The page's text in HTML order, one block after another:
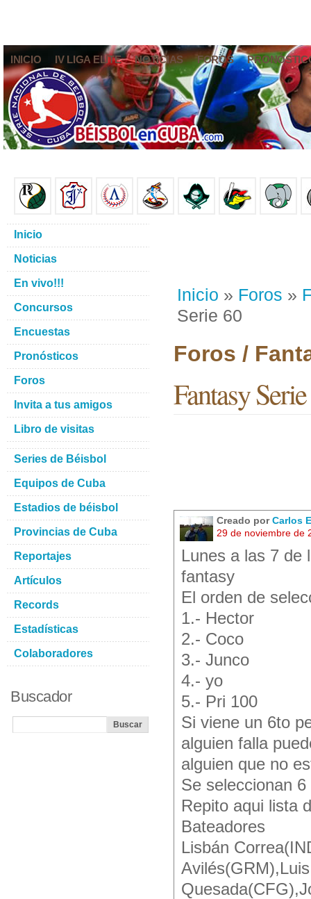
INICIO IV LIGA ELITE NOTICIAS FOROS
Inicio » Foros »
Serie 60
Foros /
Fantasy
Creado porCarlos
29 de noviembre de
Lunes a las 7 de
fantasy
El orden de
1.- Hector
2.- Coco
3.- Junco
4.- yo
5.- Pri 100
Si viene un 6to
alguien falla
alguien que no
Se seleccionan
Repito aqui lista
Bateadores
Lisbán
Inicio
Noticias
En vivo!!!
Concursos
Encuestas
Pronósticos
Foros
Invita a tus amigos
Libro de visitas
Series de Béisbol
Equipos de Cuba
Estadios de béisbol
Provincias de Cuba
Reportajes
Artículos
Records
Estadísticas
Colaboradores
Buscador